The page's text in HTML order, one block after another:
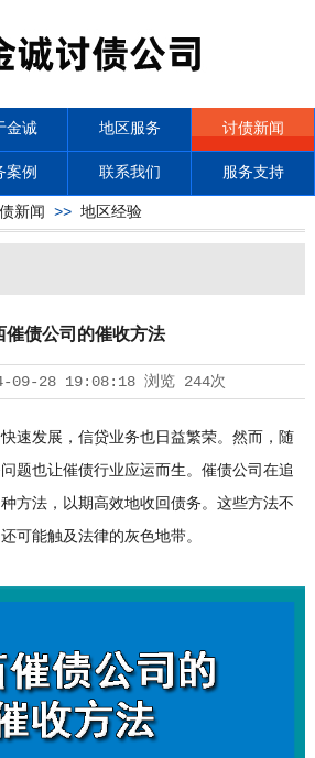
金诚 地区服务 讨债新闻
案例 联系我们 服务支持
新闻 >> 地区经验
催债公司的催收方法
09-28 19:08:18浏览 244次
发展，信贷业务也日益繁荣。然而，随
题也让催债行业应运而生。催债公司在追
方法，以期高效地收回债务。这些方法不
可能触及法律的灰色地带。